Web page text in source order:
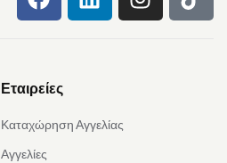
Εταιρείες
Καταχώρηση Αγγελίας
Αγγελίες